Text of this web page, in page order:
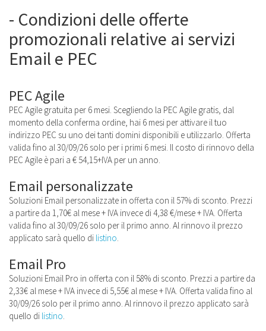
- Condizioni delle offerte
promozionali relative ai servizi
Email e PEC
PEC Agile
PEC Agile gratuita per 6 mesi. Scegliendo la PEC Agile gratis, dal
momento della conferma ordine, hai 6 mesi per attivare il tuo
indirizzo PEC su uno dei tanti domini disponibili e utilizzarlo. Offerta
valida fino al 30/09/26 solo per i primi 6 mesi. Il costo di rinnovo della
PEC Agile è pari a € 54,15+IVA per un anno.
Email personalizzate
Soluzioni Email personalizzate in offerta con il 57% di sconto. Prezzi
a partire da 1,70€ al mese + IVA invece di 4,38 €/mese + IVA. Offerta
valida fino al 30/09/26 solo per il primo anno. Al rinnovo il prezzo
applicato sarà quello di listino.
Email Pro
Soluzioni Email Pro in offerta con il 58% di sconto. Prezzi a partire da
2,33€ al mese + IVA invece di 5,55€ al mese + IVA. Offerta valida fino al
30/09/26 solo per il primo anno. Al rinnovo il prezzo applicato sarà
quello di listino.